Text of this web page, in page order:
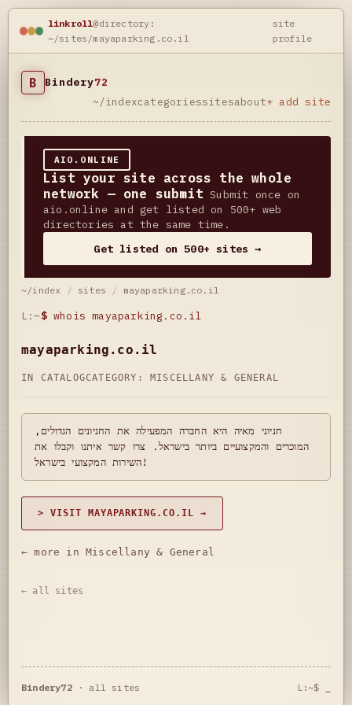
linkroll@directory:
~/sites/mayaparking.co.il
site
profile
B Bindery72
~/indexcategoriessitesabout+ add site
AIO.ONLINE
List your site across the whole
network — one submit Submit once on
aio.online and get listed on 500+ web
directories at the same time.
Get listed on 500+ sites →
~/index / sites / mayaparking.co.il
L:~$ whois mayaparking.co.il
mayaparking.co.il
IN CATALOGCATEGORY: MISCELLANY & GENERAL
חניוני מאיה היא החברה המפעילה את החניונים הגדולים,
המוכרים והמקצועיים ביותר בישראל. צרו קשר איתנו וקבלו את
השירות המקצועי בישראל!
> VISIT MAYAPARKING.CO.IL →
← more in Miscellany & General
← all sites
Bindery72· all sites L:~$